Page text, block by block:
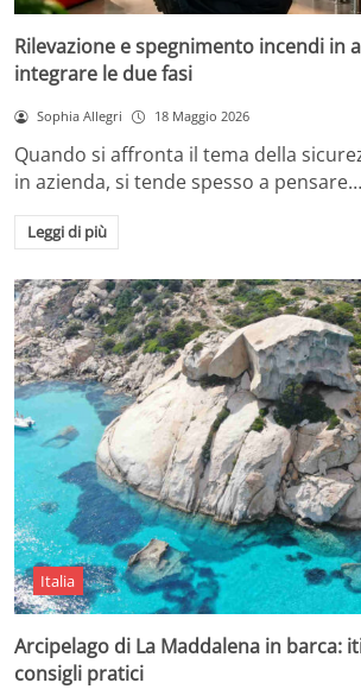
Rilevazione e spegnimento incendi in
integrare le due fasi
Sophia Allegri 18 Maggio 2026
Quando si affronta il tema della
in azienda, si tende spesso a pensare…
Leggi di più
Italia
Arcipelago di La Maddalena in barca:
consigli pratici